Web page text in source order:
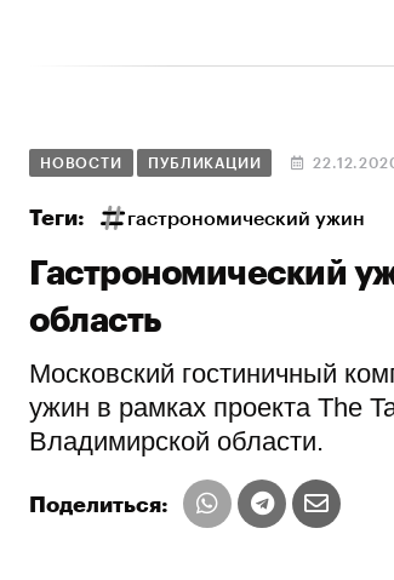
НОВОСТИ ПУБЛИКАЦИИ
Теги: гастрономический ужин
Гастрономический
область
Московский гостиничный
ужин в рамках проекта The
Владимирской области.
Поделиться: